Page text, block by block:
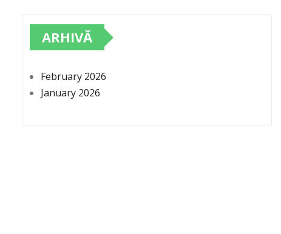
ARHIVĂ
February 2026
January 2026